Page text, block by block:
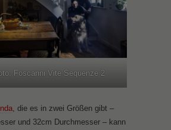
Foscarini Vite Sequenze 2
, die es in zwei Größen gibt –
und 32cm Durchmesser – kann